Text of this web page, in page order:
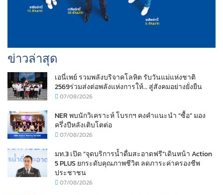
ข่าวล่าสุด
เอนี่เพย์ รวมพลังบริจาคโลหิต รับวันแม่แห่งชาติ
2569ร่วมส่งต่อพลังแห่งการให้… สู่สังคมอย่างยั่งยืน
07/08/2026
NER พบนักวิเคราะห์ โบรกฯ คงคำแนะนำ “ซื้อ” มอง
ครึ่งปีหลังเติบโตต่อ
07/08/2026
มท.3 เปิด “จุดบริการน้ำดื่มสะอาดฟรี”เดินหน้า Action
5 PLUS ยกระดับคุณภาพชีวิต ลดภาระค่าครองชีพ
ประชาชน
07/08/2026